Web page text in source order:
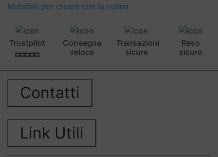
Materiali per creare con la resina
Trustpilot
Consegna
veloce
Transazioni
sicure
Reso
sicuro
Contatti
Link Utili